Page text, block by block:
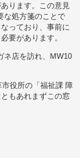
ります。この意見
な処方箋のことで
っており、事前に
要があります。
ネ店を訪れ、MW10
役所の「福祉課 障
もあれまずこの窓